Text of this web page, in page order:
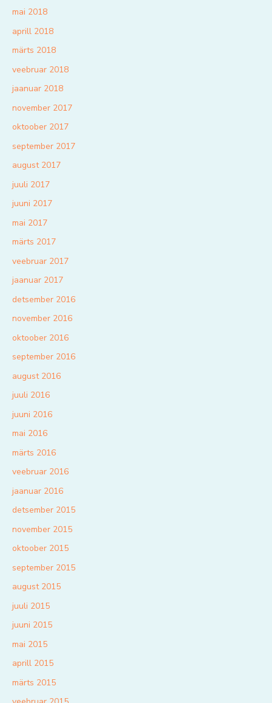
mai 2018
aprill 2018
märts 2018
veebruar 2018
jaanuar 2018
november 2017
oktoober 2017
september 2017
august 2017
juuli 2017
juuni 2017
mai 2017
märts 2017
veebruar 2017
jaanuar 2017
detsember 2016
november 2016
oktoober 2016
september 2016
august 2016
juuli 2016
juuni 2016
mai 2016
märts 2016
veebruar 2016
jaanuar 2016
detsember 2015
november 2015
oktoober 2015
september 2015
august 2015
juuli 2015
juuni 2015
mai 2015
aprill 2015
märts 2015